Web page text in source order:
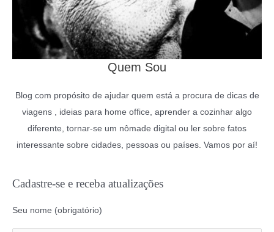
Quem Sou
Blog com propósito de ajudar quem está a procura de dicas de
viagens , ideias para home office, aprender a cozinhar algo
diferente, tornar-se um nômade digital ou ler sobre fatos
interessante sobre cidades, pessoas ou países. Vamos por aí!
Cadastre-se e receba atualizações
Seu nome (obrigatório)